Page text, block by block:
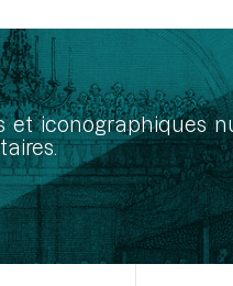
iconographiques